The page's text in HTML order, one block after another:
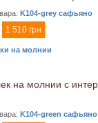
K104-grey сафьяно
1 510 грн
на молнии
на молнии с
K104-green сафьяно